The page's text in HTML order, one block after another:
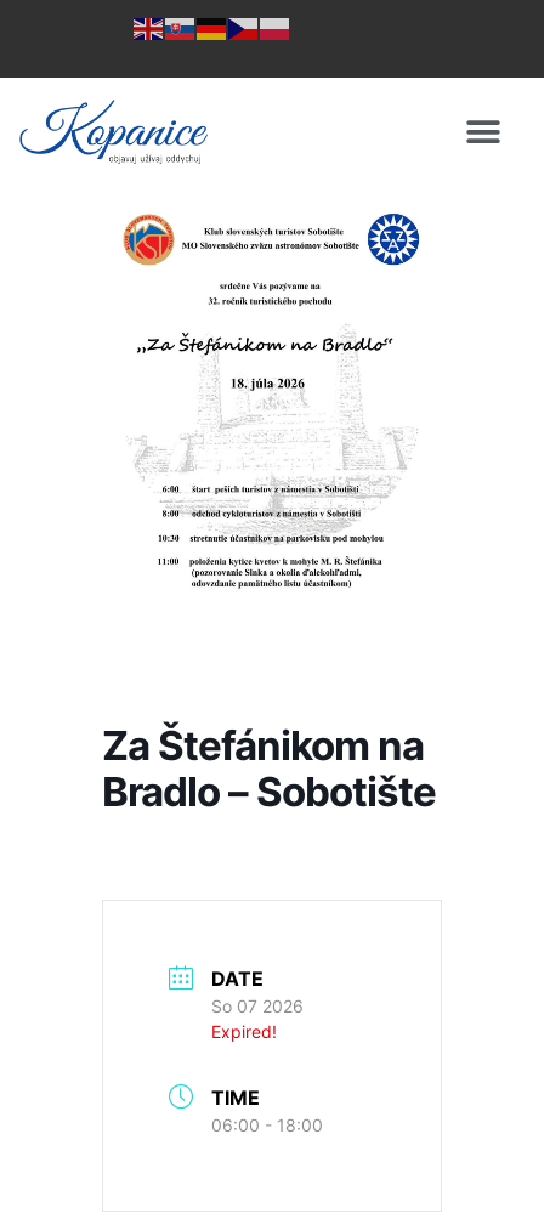
Za Štefánikom na
Bradlo – Sobotište
DATE
So 07 2026
Expired!
TIME
06:00 - 18:00